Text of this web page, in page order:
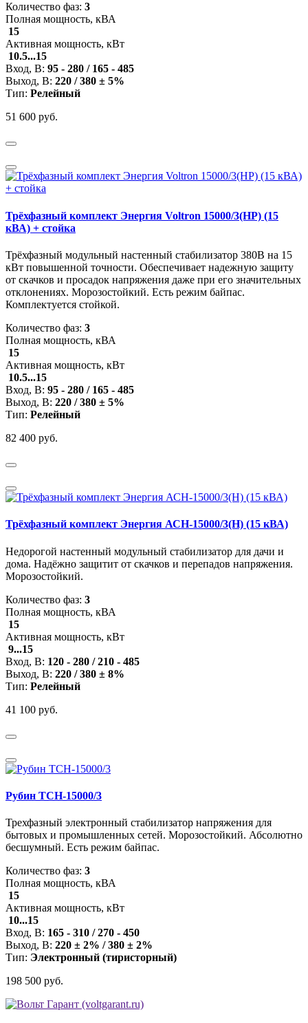
Количество фаз: 3
Полная мощность, кВА
15
Активная мощность, кВт
10.5...15
Вход, В: 95 - 280 / 165 - 485
Выход, В: 220 / 380 ± 5%
Тип: Релейный
51 600 руб.
Трёхфазный комплект Энергия Voltron 15000/3(HP) (15
кВА) + стойка
Трёхфазный модульный настенный стабилизатор 380В на 15
кВт повышенной точности. Обеспечивает надежную защиту
от скачков и просадок напряжения даже при его значительных
отклонениях. Морозостойкий. Есть режим байпас.
Комплектуется стойкой.
Количество фаз: 3
Полная мощность, кВА
15
Активная мощность, кВт
10.5...15
Вход, В: 95 - 280 / 165 - 485
Выход, В: 220 / 380 ± 5%
Тип: Релейный
82 400 руб.
Трёхфазный комплект Энергия АСН-15000/3(Н) (15 кВА)
Недорогой настенный модульный стабилизатор для дачи и
дома. Надёжно защитит от скачков и перепадов напряжения.
Морозостойкий.
Количество фаз: 3
Полная мощность, кВА
15
Активная мощность, кВт
9...15
Вход, В: 120 - 280 / 210 - 485
Выход, В: 220 / 380 ± 8%
Тип: Релейный
41 100 руб.
Рубин ТСН-15000/3
Трехфазный электронный стабилизатор напряжения для
бытовых и промышленных сетей. Морозостойкий. Абсолютно
бесшумный. Есть режим байпас.
Количество фаз: 3
Полная мощность, кВА
15
Активная мощность, кВт
10...15
Вход, В: 165 - 310 / 270 - 450
Выход, В: 220 ± 2% / 380 ± 2%
Тип: Электронный (тиристорный)
198 500 руб.